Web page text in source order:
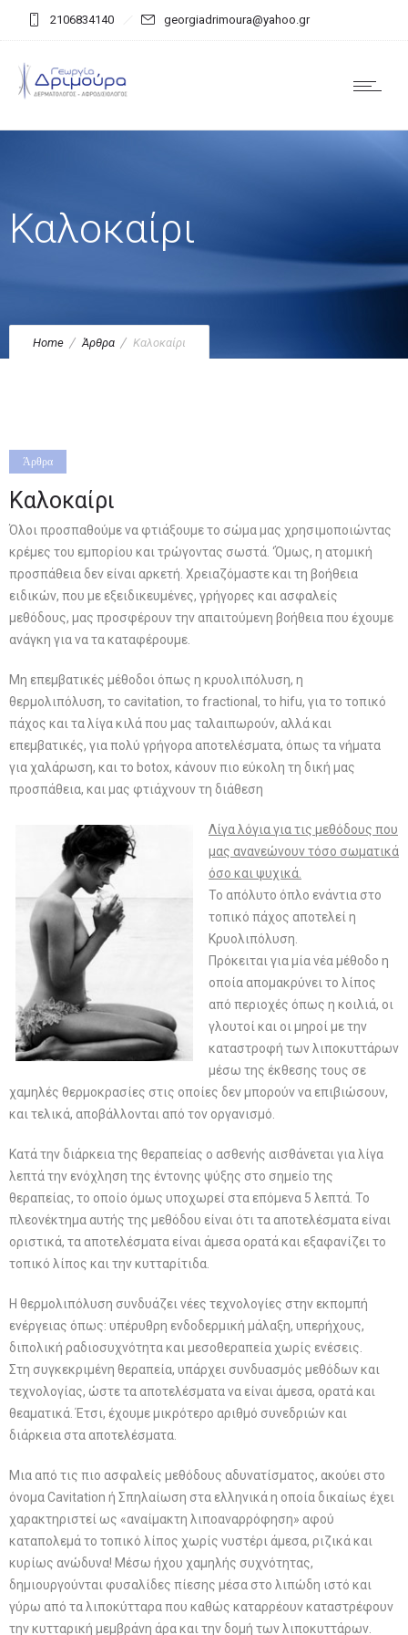
2106834140 georgiadrimoura@yahoo.gr
Καλοκαίρι
Home Άρθρα Καλοκαίρι
Άρθρα
Καλοκαίρι
Όλοι προσπαθούμε να φτιάξουμε το σώμα μας χρησιμοποιώντας
κρέμες του εμπορίου και τρώγοντας σωστά. ‘Όμως, η ατομική
προσπάθεια δεν είναι αρκετή. Χρειαζόμαστε και τη βοήθεια
ειδικών, που με εξειδικευμένες, γρήγορες και ασφαλείς
μεθόδους, μας προσφέρουν την απαιτούμενη βοήθεια που έχουμε
ανάγκη για να τα καταφέρουμε.
Μη επεμβατικές μέθοδοι όπως η κρυολιπόλυση, η
θερμολιπόλυση, το cavitation, το fractional, το hifu, για το τοπικό
πάχος και τα λίγα κιλά που μας ταλαιπωρούν, αλλά και
επεμβατικές, για πολύ γρήγορα αποτελέσματα, όπως τα νήματα
για χαλάρωση, και το botox, κάνουν πιο εύκολη τη δική μας
προσπάθεια, και μας φτιάχνουν τη διάθεση
Λίγα λόγια για τις μεθόδους που
μας ανανεώνουν τόσο σωματικά
όσο και ψυχικά.
Το απόλυτο όπλο ενάντια στο
τοπικό πάχος αποτελεί η
Κρυολιπόλυση.
Πρόκειται για μία νέα μέθοδο η
οποία απομακρύνει το λίπος
από περιοχές όπως η κοιλιά, οι
γλουτοί και οι μηροί με την
καταστροφή των λιποκυττάρων
μέσω της έκθεσης τους σε
χαμηλές θερμοκρασίες στις οποίες δεν μπορούν να επιβιώσουν,
και τελικά, αποβάλλονται από τον οργανισμό.
Κατά την διάρκεια της θεραπείας ο ασθενής αισθάνεται για λίγα
λεπτά την ενόχληση της έντονης ψύξης στο σημείο της
θεραπείας, το οποίο όμως υποχωρεί στα επόμενα 5 λεπτά. Το
πλεονέκτημα αυτής της μεθόδου είναι ότι τα αποτελέσματα είναι
οριστικά, τα αποτελέσματα είναι άμεσα ορατά και εξαφανίζει το
τοπικό λίπος και την κυτταρίτιδα.
Η θερμολιπόλυση συνδυάζει νέες τεχνολογίες στην εκπομπή
ενέργειας όπως: υπέρυθρη ενδοδερμική μάλαξη, υπερήχους,
διπολική ραδιοσυχνότητα και μεσοθεραπεία χωρίς ενέσεις.
Στη συγκεκριμένη θεραπεία, υπάρχει συνδυασμός μεθόδων και
τεχνολογίας, ώστε τα αποτελέσματα να είναι άμεσα, ορατά και
θεαματικά. Έτσι, έχουμε μικρότερο αριθμό συνεδριών και
διάρκεια στα αποτελέσματα.
Μια από τις πιο ασφαλείς μεθόδους αδυνατίσματος, ακούει στο
όνομα Cavitation ή Σπηλαίωση στα ελληνικά η οποία δικαίως έχει
χαρακτηριστεί ως «αναίμακτη λιποαναρρόφηση» αφού
καταπολεμά το τοπικό λίπος χωρίς νυστέρι άμεσα, ριζικά και
κυρίως ανώδυνα! Μέσω ήχου χαμηλής συχνότητας,
δημιουργούνται φυσαλίδες πίεσης μέσα στο λιπώδη ιστό και
γύρω από τα λιποκύτταρα που καθώς καταρρέουν καταστρέφουν
την κυτταρική μεμβράνη άρα και την δομή των λιποκυττάρων.